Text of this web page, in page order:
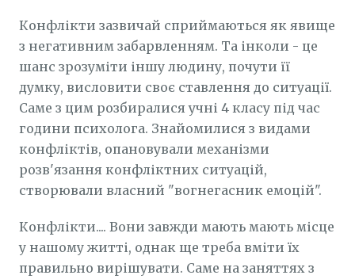
Конфлікти зазвичай сприймаються як явище
з негативним забарвленням. Та інколи - це
шанс зрозуміти іншу людину, почути її
думку, висловити своє ставлення до ситуації.
Саме з цим розбиралися учні 4 класу під час
години психолога. Знайомилися з видами
конфліктів, опановували механізми
розв'язання конфліктних ситуацій,
створювали власний "вогнегасник емоцій".
Конфлікти.... Вони завжди мають мають місце
у нашому житті, однак ще треба вміти їх
правильно вирішувати. Саме на заняттях з